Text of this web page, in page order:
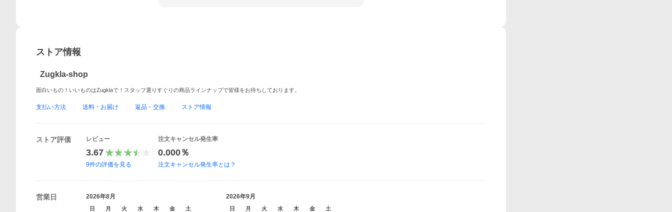
ストア情報
Zugkla-shop
面白いもの！いいものはZugklaで！スタッフ選りすぐりの商品ラインナップで皆様をお待ちしております。
支払い方法 送料・お届け 返品・交換 ストア情報
ストア評価 レビュー
3.67
9件の評価を見る
注文キャンセル発生率
0.000％
注文キャンセル発生率とは？
営業日 2026年8月
日 月 火 水 木 金 土
2026年9月
日 月 火 水 木 金 土